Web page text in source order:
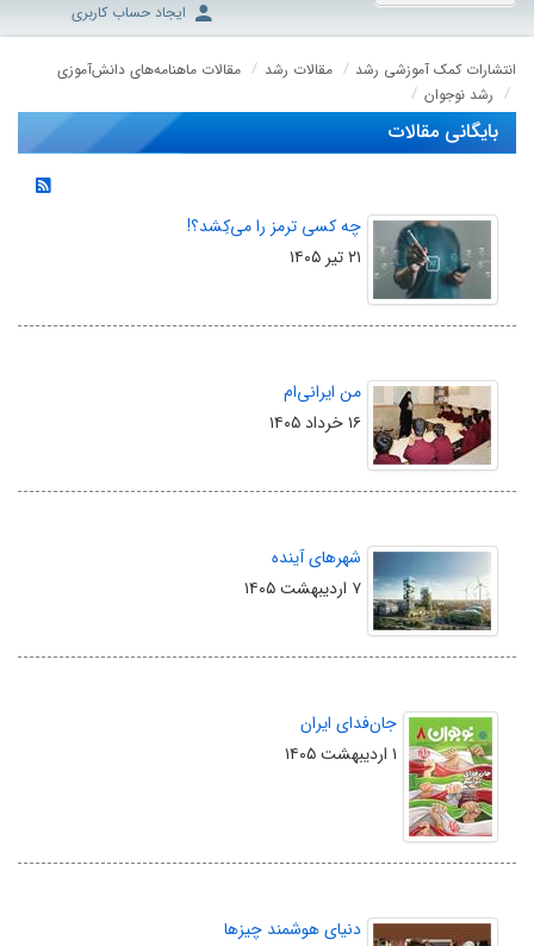
ایجاد حساب کاربری
انتشارات کمک آموزشی رشد مقالات رشد
مقالات ماهنامه‌های دانش‌آموزی
رشد نوجوان
بایگانی مقالات
چه کسی ترمز را می‌کِشد؟!
۲۱ تیر ۱۴۰۵
من ایرانی‌ام
۱۶ خرداد ۱۴۰۵
شهرهای آینده
۷ اردیبهشت ۱۴۰۵
جان‌فدای ایران
۱ اردیبهشت ۱۴۰۵
دنیای هوشمند چیزها